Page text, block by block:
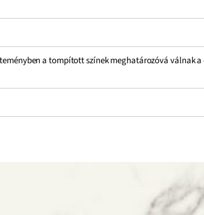
a tompított színek meghatározóvá válnak